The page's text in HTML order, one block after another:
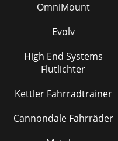
OmniMount
Evolv
High End Systems
Flutlichter
Kettler Fahrradtrainer
Cannondale Fahrräder